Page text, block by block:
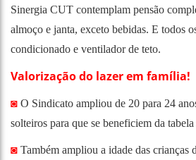
Sinergia CUT contemplam pensão
almoço e janta, exceto bebidas. E todos
condicionado e ventilador de teto.
Valorização do lazer em família!
◙ O Sindicato ampliou de 20 para 24
solteiros para que se beneficiem da tabela
◙ Também ampliou a idade das crianças